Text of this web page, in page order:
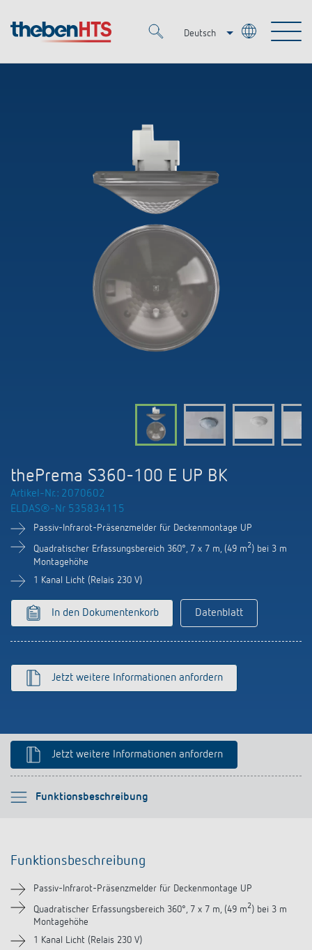
Deutsch
Italiano
Präsenzmelder & Bewegungsmelder
LED-Leuchten
Zeit- und Lichtsteuerung
OEM-Lösungen
Ansprechpartner OEM
Referenzen
Zeit- und Lichtsteuerung
DALI-2 Lichtsteuerung
KNX-Systeme
LEDs schalten und dimmen
Smart Metering
Referenzen
Apps von Theben
Stromstossschalter: Licht effizient
LUXORliving
Mediathek
Kataloge und Prospekte
Ausstellung, Präsentation und Schulung
Nachhaltigkeit
Karriere bei ThebenHTS
Verbände und Institutionen
Umwelt
Design
Ansprechpartnersuche Schweiz
Vertrieb Weltweit
Anfahrt
Newsletter
thePrema S360-100 E UP BK
Artikel-Nr.: 2070602
ELDAS®-Nr 535834115
Passiv-Infrarot-Präsenzmelder für Deckenmontage UP
Quadratischer Erfassungsbereich 360°, 7 x 7 m, (49 m2) bei 3 m
Montagehöhe
1 Kanal Licht (Relais 230 V)
In den Dokumentenkorb Datenblatt
Jetzt weitere Informationen anfordern
Jetzt weitere Informationen anfordern
Funktionsbeschreibung
Bitte auswählen
Technische Informationen
Downloads
Zubehör
Funktionsbeschreibung
Passiv-Infrarot-Präsenzmelder für Deckenmontage UP
Quadratischer Erfassungsbereich 360°, 7 x 7 m, (49 m2) bei 3 m
Montagehöhe
1 Kanal Licht (Relais 230 V)